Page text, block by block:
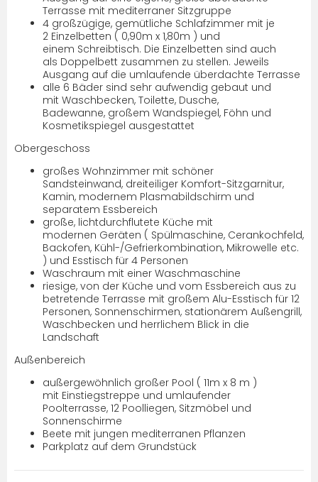
Terrasse mit mediterraner Sitzgruppe
4 großzügige, gemütliche Schlafzimmer mit je
2 Einzelbetten ( 0,90m x 1,80m ) und
einem Schreibtisch. Die Einzelbetten sind auch
als Doppelbett zusammen zu stellen. Jeweils
Ausgang auf die umlaufende überdachte Terrasse
alle 6 Bäder sind sehr aufwendig gebaut und
mit Waschbecken, Toilette, Dusche,
Badewanne, großem Wandspiegel, Föhn und
Kosmetikspiegel ausgestattet
Obergeschoss
großes Wohnzimmer mit schöner
Sandsteinwand, dreiteiliger Komfort-Sitzgarnitur,
Kamin, modernem Plasmabildschirm und
separatem Essbereich
große, lichtdurchflutete Küche mit
modernen Geräten ( Spülmaschine, Cerankochfeld,
Backofen, Kühl-/Gefrierkombination, Mikrowelle etc.
) und Esstisch für 4 Personen
Waschraum mit einer Waschmaschine
riesige, von der Küche und vom Essbereich aus zu
betretende Terrasse mit großem Alu-Esstisch für 12
Personen, Sonnenschirmen, stationärem Außengrill,
Waschbecken und herrlichem Blick in die
Landschaft
Außenbereich
außergewöhnlich großer Pool ( 11m x 8 m )
mit Einstiegstreppe und umlaufender
Poolterrasse, 12 Poolliegen, Sitzmöbel und
Sonnenschirme
Beete mit jungen mediterranen Pflanzen
Parkplatz auf dem Grundstück